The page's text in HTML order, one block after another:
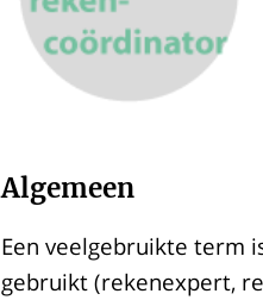
Algemeen
Een veelgebruikte term
gebruikt (rekenexpert,